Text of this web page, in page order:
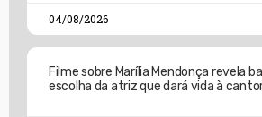
04/08/2026
Filme sobre Marília Mendonça revela
escolha da atriz que dará vida à